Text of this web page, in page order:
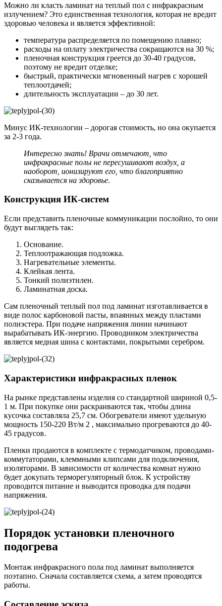
Можно ли класть ламинат на теплый пол с инфракрасным
излучением? Это единственная технология, которая не вредит
здоровью человека и является эффективной:
температура распределяется по помещению плавно;
расходы на оплату электричества сокращаются на 30 %;
пленочная конструкция греется до 30-40 градусов,
поэтому не вредит отделке;
быстрый, практически мгновенный нагрев с хорошей
теплоотдачей;
длительность эксплуатации – до 30 лет.
Минус ИК-технологии – дорогая стоимость, но она окупается
за 2-3 года.
Интересно знать! Врачи отмечают, что
инфракрасные полы не пересушивают воздух, а
наоборот, ионизируют его, что благоприятно
сказывается на здоровье.
Конструкция ИК-систем
Если представить пленочные коммуникации послойно, то они
будут выглядеть так:
Основание.
Теплоотражающая подложка.
Нагревательные элементы.
Клейкая лента.
Тонкий полиэтилен.
Ламинатная доска.
Сам пленочный теплый пол под ламинат изготавливается в
виде полос карбоновой пасты, впаянных между пластами
полиэстера. При подаче напряжения линии начинают
вырабатывать ИК-энергию. Проводником электричества
является медная шина с контактами, покрытыми серебром.
Характеристики инфракрасных пленок
На рынке представлены изделия со стандартной шириной 0,5-
1 м. При покупке они раскраиваются так, чтобы длина
кусочка составляла 25,7 см. Обогреватели имеют удельную
мощность 150-220 Вт/м 2 , максимально прогреваются до 40-
45 градусов.
Пленки продаются в комплекте с термодатчиком, проводами-
коммутаторами, клеммными клипсами для подключения,
изоляторами. В зависимости от количества комнат нужно
будет докупать терморегуляторный блок. К устройству
проводится питание и выводится проводка для подачи
напряжения.
Порядок установки пленочного
подогрева
Монтаж инфракрасного пола под ламинат выполняется
поэтапно. Сначала составляется схема, а затем проводятся
работы.